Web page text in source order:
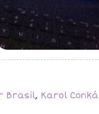
Brasil, Karol Conká